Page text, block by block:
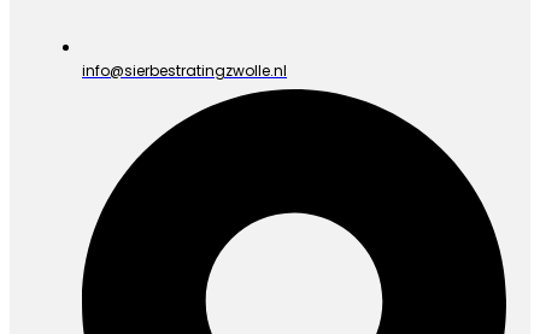
info@sierbestratingzwolle.nl